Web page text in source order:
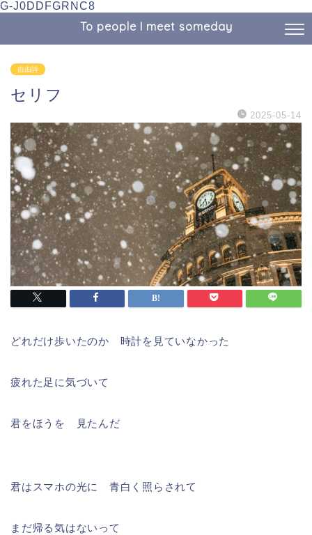
G-J0DDFGRNC8
To people I meet someday
自由詩
セリフ
2025-05-14
どれだけ歩いたのか 時計を見ていなかった
疲れた足に気づいて
君をほうを 見たんだ
君はスマホの光に 青白く照らされて
まだ帰る気はないって